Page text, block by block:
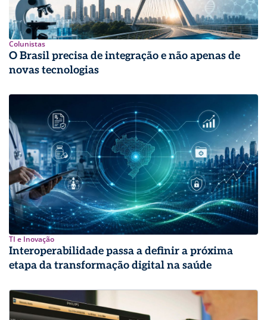
Colunistas
O Brasil precisa de integração e não apenas de
novas tecnologias
TI e Inovação
Interoperabilidade passa a definir a próxima
etapa da transformação digital na saúde